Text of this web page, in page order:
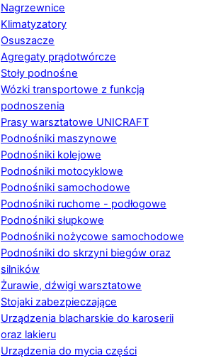
Nagrzewnice
Klimatyzatory
Osuszacze
Agregaty prądotwórcze
Stoły podnośne
Wózki transportowe z funkcją
podnoszenia
Prasy warsztatowe UNICRAFT
Podnośniki maszynowe
Podnośniki kolejowe
Podnośniki motocyklowe
Podnośniki samochodowe
Podnośniki ruchome - podłogowe
Podnośniki słupkowe
Podnośniki nożycowe samochodowe
Podnośniki do skrzyni biegów oraz
silników
Żurawie, dźwigi warsztatowe
Stojaki zabezpieczające
Urządzenia blacharskie do karoserii
oraz lakieru
Urządzenia do mycia części